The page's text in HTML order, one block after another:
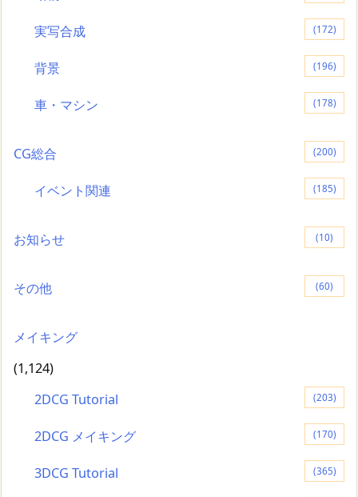
実写合成 (172)
背景 (196)
車・マシン (178)
CG総合 (200)
イベント関連 (185)
お知らせ (10)
その他 (60)
メイキング
(1,124)
2DCG Tutorial
(203)
2DCG メイキング (170)
3DCG Tutorial (365)